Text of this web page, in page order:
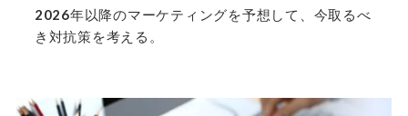
2026年以降のマーケティングを予想して、今取るべ
き対抗策を考える。